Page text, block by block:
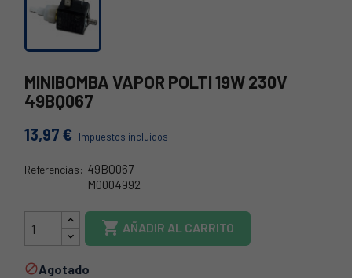
MINIBOMBA VAPOR POLTI 19W 230V
49BQ067
13,97 € Impuestos incluidos
Referencias: 49BQ067
M0004992
 AÑADIR AL CARRITO
Agotado